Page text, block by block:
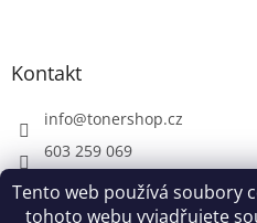
Tento web používá soubory
tohoto webu vyjadřujete
Kontakt
info@tonershop.cz
603 259 069